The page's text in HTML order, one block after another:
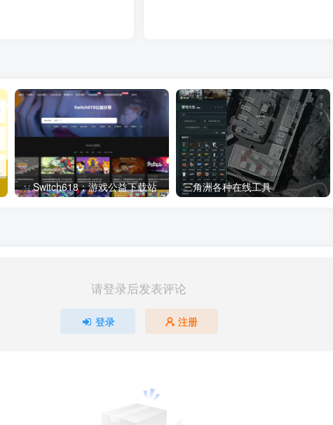
Switch618：游戏公益下载站 三角洲各种在线工具
请登录后发表评论
登录 注册